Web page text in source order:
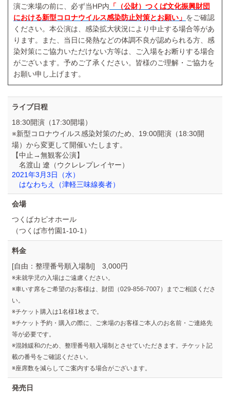
演ご来場の前に、必ず当HP内 「（公財）つくば文化振興財団
における新型コロナウイルス感染防止対策とお願い」 をご確認
ください。本公演は、感染拡大状況により中止する場合等があ
ります。また、当日に発熱などの体調不良が認められる方、感
染対策にご協力いただけない方等は、ご入場をお断りする場合
がございます。予めご了承ください。皆様のご理解・ご協力を
お願い申し上げます。
ライブ日程
18:30開演（17:30開場）
※新型コロナウイルス感染対策のため、19:00開演（18:30開
場）から変更して開催いたします。
【中止→無観客公演】
名渡山 遼（ウクレレプレイヤー）
2021年3月3日（水）
はなわちえ（津軽三味線奏者）
会場
つくばカピオホール
（つくば市竹園1-10-1）
料金
[自由：整理番号順入場制] 3,000円
※未就学児の入場はご遠慮ください。
※車いす席をご希望のお客様は、財団（029-856-7007）までご相談くださ
い。
※チケット購入は1名様1枚まで。
※チケット予約・購入の際に、ご来場のお客様ご本人のお名前・ご連絡先
等が必要です。
※混雑緩和のため、整理番号順入場制とさせていただきます。チケット記
載の番号をご確認ください。
※座席数を減らしてご案内する場合がございます。
発売日